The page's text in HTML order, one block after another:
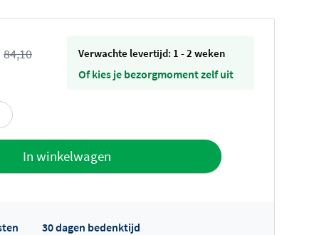
84,10 Verwachte levertijd: 1 - 2 weken
Of kies je bezorgmoment zelf uit
In winkelwagen
offerte
30 dagen bedenktijd